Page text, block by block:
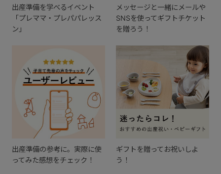
出産準備を学べるイベント
「プレママ・プレパパレッス
ン」
メッセージと一緒にメールや
SNSを使ってギフトチケット
を贈ろう！
出産準備の参考に。実際に使
ってみた感想をチェック！
ギフトを贈ってお祝いしよ
う！